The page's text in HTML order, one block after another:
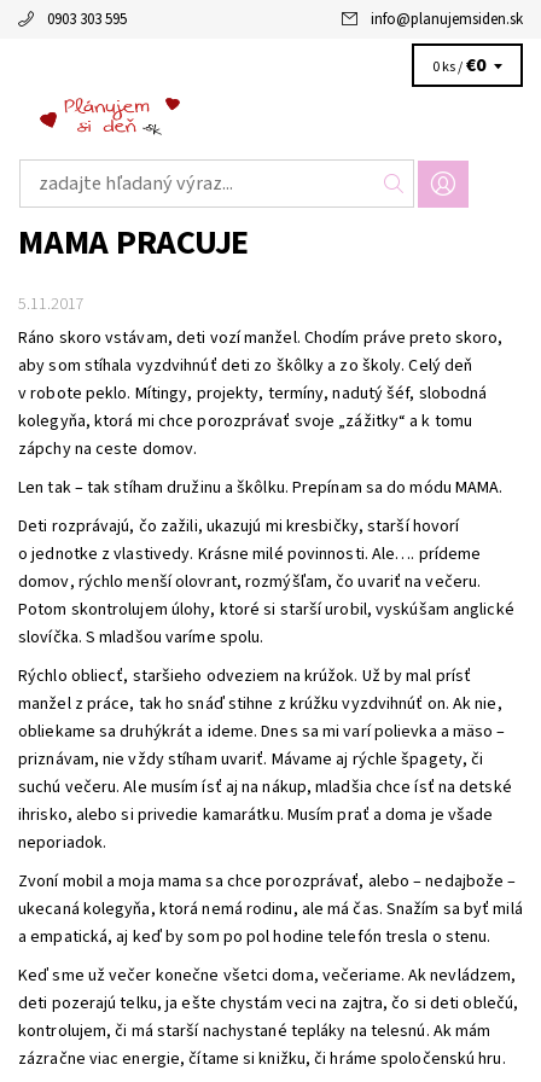
0903 303 595 info@planujemsiden.sk
0 ks /€0
MAMA PRACUJE
5.11.2017
Ráno skoro vstávam, deti vozí manžel. Chodím práve preto skoro,
aby som stíhala vyzdvihnúť deti zo škôlky a zo školy. Celý deň
v robote peklo. Mítingy, projekty, termíny, nadutý šéf, slobodná
kolegyňa, ktorá mi chce porozprávať svoje „zážitky“ a k tomu
zápchy na ceste domov.
Len tak – tak stíham družinu a škôlku. Prepínam sa do módu MAMA.
Deti rozprávajú, čo zažili, ukazujú mi kresbičky, starší hovorí
o jednotke z vlastivedy. Krásne milé povinnosti. Ale…. prídeme
domov, rýchlo menší olovrant, rozmýšľam, čo uvariť na večeru.
Potom skontrolujem úlohy, ktoré si starší urobil, vyskúšam anglické
slovíčka. S mladšou varíme spolu.
Rýchlo obliecť, staršieho odveziem na krúžok. Už by mal prísť
manžel z práce, tak ho snáď stihne z krúžku vyzdvihnúť on. Ak nie,
obliekame sa druhýkrát a ideme. Dnes sa mi varí polievka a mäso –
priznávam, nie vždy stíham uvariť. Mávame aj rýchle špagety, či
suchú večeru. Ale musím ísť aj na nákup, mladšia chce ísť na detské
ihrisko, alebo si privedie kamarátku. Musím prať a doma je všade
neporiadok.
Zvoní mobil a moja mama sa chce porozprávať, alebo – nedajbože –
ukecaná kolegyňa, ktorá nemá rodinu, ale má čas. Snažím sa byť milá
a empatická, aj keď by som po pol hodine telefón tresla o stenu.
Keď sme už večer konečne všetci doma, večeriame. Ak nevládzem,
deti pozerajú telku, ja ešte chystám veci na zajtra, čo si deti oblečú,
kontrolujem, či má starší nachystané tepláky na telesnú. Ak mám
zázračne viac energie, čítame si knižku, či hráme spoločenskú hru.